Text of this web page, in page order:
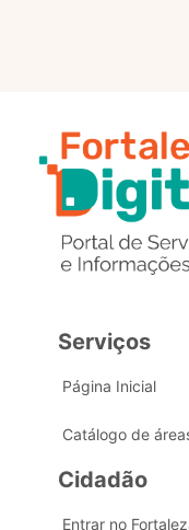
Serviços
Página Inicial
Catálogo de
Cidadão
Entrar no